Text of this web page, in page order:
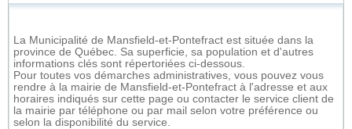
La Municipalité de Mansfield-et-Pontefract est située dans la
province de Québec. Sa superficie, sa population et d'autres
informations clés sont répertoriées ci-dessous.
Pour toutes vos démarches administratives, vous pouvez vous
rendre à la mairie de Mansfield-et-Pontefract à l'adresse et aux
horaires indiqués sur cette page ou contacter le service client de
la mairie par téléphone ou par mail selon votre préférence ou
selon la disponibilité du service.